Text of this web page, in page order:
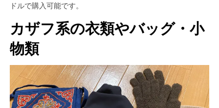
ドルで購入可能です。
カザフ系の衣類やバッグ・小
物類